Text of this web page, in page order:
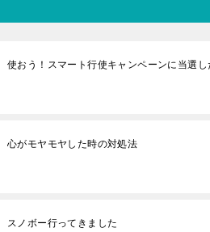
使おう！スマート行使キャンペーンに当選し
心がモヤモヤした時の対処法
スノボー行ってきました